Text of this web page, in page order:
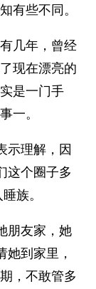
有些不同。
几年，曾经
现在漂亮的
是一门手
一。
示理解，因
这个圈子多
族。
朋友家，她
她到家里，
，不敢管多